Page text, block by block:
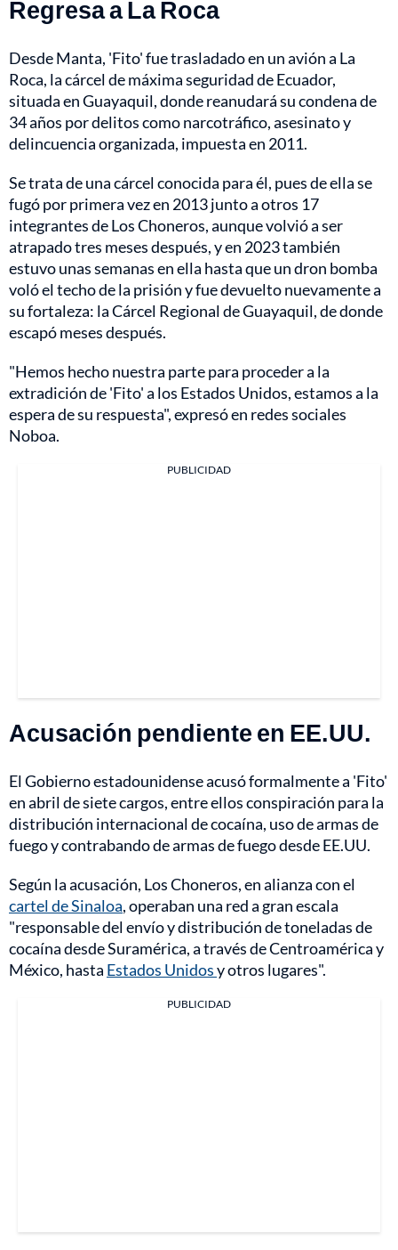
Regresa a La Roca
Desde Manta, 'Fito' fue trasladado en un avión a La
Roca, la cárcel de máxima seguridad de Ecuador,
situada en Guayaquil, donde reanudará su condena de
34 años por delitos como narcotráfico, asesinato y
delincuencia organizada, impuesta en 2011.
Se trata de una cárcel conocida para él, pues de ella se
fugó por primera vez en 2013 junto a otros 17
integrantes de Los Choneros, aunque volvió a ser
atrapado tres meses después, y en 2023 también
estuvo unas semanas en ella hasta que un dron bomba
voló el techo de la prisión y fue devuelto nuevamente a
su fortaleza: la Cárcel Regional de Guayaquil, de donde
escapó meses después.
"Hemos hecho nuestra parte para proceder a la
extradición de 'Fito' a los Estados Unidos, estamos a la
espera de su respuesta", expresó en redes sociales
Noboa.
PUBLICIDAD
Acusación pendiente en EE.UU.
El Gobierno estadounidense acusó formalmente a 'Fito'
en abril de siete cargos, entre ellos conspiración para la
distribución internacional de cocaína, uso de armas de
fuego y contrabando de armas de fuego desde EE.UU.
Según la acusación, Los Choneros, en alianza con el
cartel de Sinaloa, operaban una red a gran escala
"responsable del envío y distribución de toneladas de
cocaína desde Suramérica, a través de Centroamérica y
México, hasta Estados Unidosy otros lugares".
PUBLICIDAD